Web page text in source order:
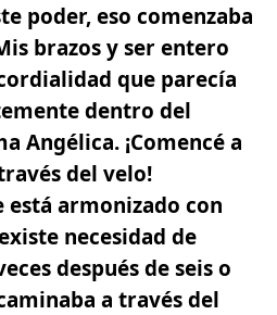
poder, eso comenzaba
brazos y ser entero
que parecía
dentro del
Angélica. ¡Comencé a
del velo!
está armonizado con
necesidad de
después de seis o
a través del